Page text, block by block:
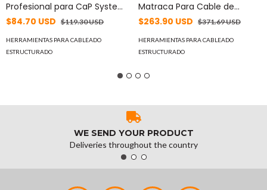
Profesional para CaP System
MOD: PROCAP
$84.70 USD $119.30 USD
HERRAMIENTAS PARA CABLEADO
ESTRUCTURADO
Matraca Para Cable de
Cobre (600 MCM) y Aluminio
$263.90 USD $371.69 USD
HERRAMIENTAS PARA CABLEADO
ESTRUCTURADO
WE SEND YOUR PRODUCT
Deliveries throughout the country